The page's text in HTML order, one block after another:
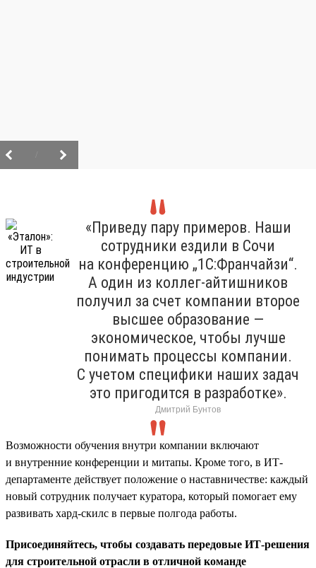
«Приведу пару примеров. Наши
сотрудники ездили в Сочи
на конференцию „1С:Франчайзи“.
А один из коллег-айтишников
получил за счет компании второе
высшее образование —
экономическое, чтобы лучше
понимать процессы компании.
С учетом специфики наших задач
это пригодится в разработке».
Дмитрий Бунтов
Возможности обучения внутри компании включают
и внутренние конференции и митапы. Кроме того, в ИТ-
департаменте действует положение о наставничестве: каждый
новый сотрудник получает куратора, который помогает ему
развивать хард-скилс в первые полгода работы.
Присоединяйтесь, чтобы создавать передовые ИТ-решения
для строительной отрасли в отличной команде